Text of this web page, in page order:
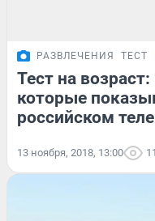
РАЗВЛЕЧЕНИЯ ТЕСТ
Тест на
которые
российском
13 ноября, 2018, 13:00